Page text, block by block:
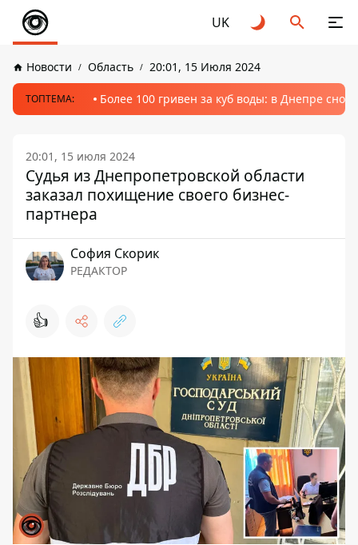
UK
Новости Область 20:01, 15 Июля 2024
ТОПТЕМА: Более 100 гривен за куб воды: в Днепре
20:01, 15 июля 2024
Судья из Днепропетровской области
заказал похищение своего бизнес-
партнера
София Скорик
РЕДАКТОР
👍